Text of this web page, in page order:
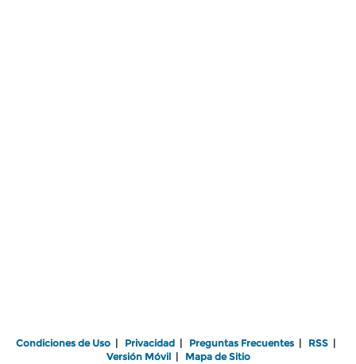
Condiciones de Uso | Privacidad | Preguntas Frecuentes | RSS |
Versión Móvil| Mapa de Sitio